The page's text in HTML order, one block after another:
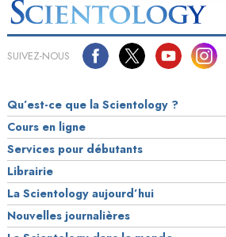
SUIVEZ-NOUS
Qu’est-ce que la Scientology ?
Cours en ligne
Services pour débutants
Librairie
La Scientology aujourd’hui
Nouvelles journalières